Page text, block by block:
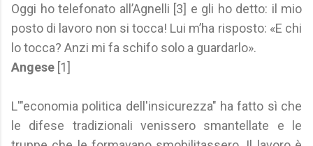
Oggi ho telefonato all’Agnelli [3] e gli ho detto: il mio
posto di lavoro non si tocca! Lui m’ha risposto: «E chi
lo tocca? Anzi mi fa schifo solo a guardarlo».
Angese [1]
L'"economia politica dell'insicurezza" ha fatto sì che
le difese tradizionali venissero smantellate e le